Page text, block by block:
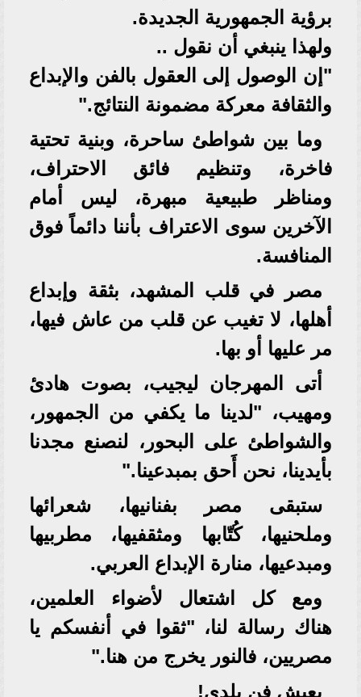
برؤية الجمهورية الجديدة.
ولهذا ينبغي أن نقول ..
"إن الوصول إلى العقول بالفن والإبداع
والثقافة معركة مضمونة النتائج."
وما بين شواطئ ساحرة، وبنية تحتية
فاخرة، وتنظيم فائق الاحتراف،
ومناظر طبيعية مبهرة، ليس أمام
الآخرين سوى الاعتراف بأننا دائماً فوق
المنافسة.
مصر في قلب المشهد، بثقة وإبداع
أهلها، لا تغيب عن قلب من عاش فيها،
مر عليها أو بها.
أتى المهرجان ليجيب، بصوت هادئ
ومهيب، "لدينا ما يكفي من الجمهور،
والشواطئ على البحور، لنصنع مجدنا
بأيدينا، نحن أَحق بمبدعينا."
ستبقى مصر بفنانيها، شعرائها
وملحنيها، كُتّابها ومثقفيها، مطربيها
ومبدعيها، منارة الإبداع العربي.
ومع كل اشتعال لأضواء العلمين،
هناك رسالة لنا، "ثقوا في أنفسكم يا
مصريين، فالنور يخرج من هنا."
يعيش فن بلدي!